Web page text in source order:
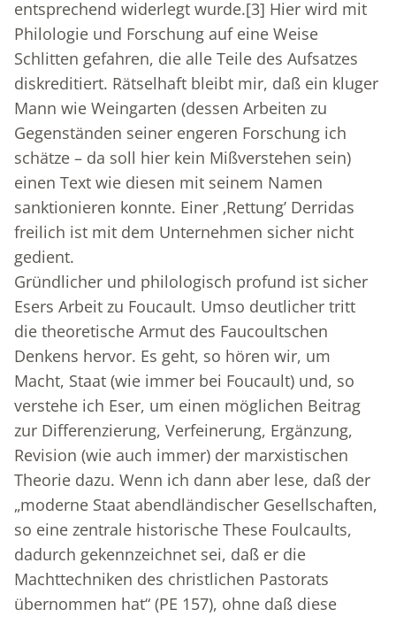
entsprechend widerlegt wurde.[3] Hier wird mit
Philologie und Forschung auf eine Weise
Schlitten gefahren, die alle Teile des Aufsatzes
diskreditiert. Rätselhaft bleibt mir, daß ein kluger
Mann wie Weingarten (dessen Arbeiten zu
Gegenständen seiner engeren Forschung ich
schätze – da soll hier kein Mißverstehen sein)
einen Text wie diesen mit seinem Namen
sanktionieren konnte. Einer ‚Rettung’ Derridas
freilich ist mit dem Unternehmen sicher nicht
gedient.
Gründlicher und philologisch profund ist sicher
Esers Arbeit zu Foucault. Umso deutlicher tritt
die theoretische Armut des Faucoultschen
Denkens hervor. Es geht, so hören wir, um
Macht, Staat (wie immer bei Foucault) und, so
verstehe ich Eser, um einen möglichen Beitrag
zur Differenzierung, Verfeinerung, Ergänzung,
Revision (wie auch immer) der marxistischen
Theorie dazu. Wenn ich dann aber lese, daß der
„moderne Staat abendländischer Gesellschaften,
so eine zentrale historische These Foulcaults,
dadurch gekennzeichnet sei, daß er die
Machttechniken des christlichen Pastorats
übernommen hat“ (PE 157), ohne daß diese